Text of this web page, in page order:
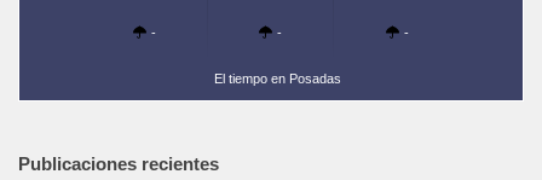
- - -
El tiempo en Posadas
Publicaciones recientes